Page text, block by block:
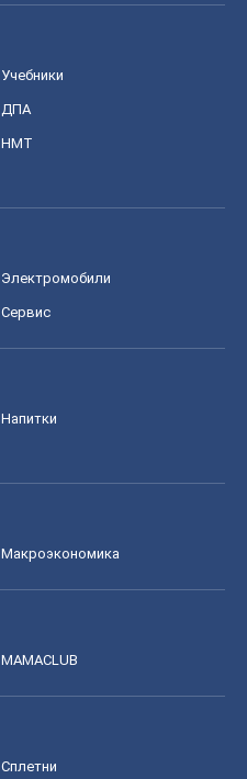
Учебники
ДПА
НМТ
Электромобили
Сервис
Напитки
Mакроэкономика
MAMACLUB
Сплетни